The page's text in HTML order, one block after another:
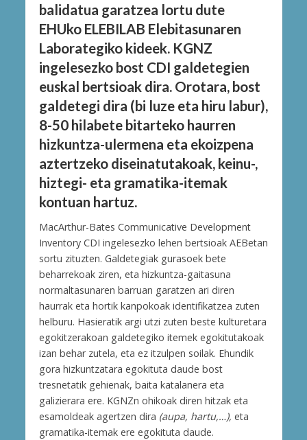
balidatua garatzea lortu dute
EHUko ELEBILAB Elebitasunaren
Laborategiko kideek. KGNZ
ingelesezko bost CDI galdetegien
euskal bertsioak dira. Orotara, bost
galdetegi dira (bi luze eta hiru labur),
8-50 hilabete bitarteko haurren
hizkuntza-ulermena eta ekoizpena
aztertzeko diseinatutakoak, keinu-,
hiztegi- eta gramatika-itemak
kontuan hartuz.
MacArthur-Bates Communicative Development
Inventory CDI ingelesezko lehen bertsioak AEBetan
sortu zituzten. Galdetegiak gurasoek bete
beharrekoak ziren, eta hizkuntza-gaitasuna
normaltasunaren barruan garatzen ari diren
haurrak eta hortik kanpokoak identifikatzea zuten
helburu. Hasieratik argi utzi zuten beste kulturetara
egokitzerakoan galdetegiko itemek egokitutakoak
izan behar zutela, eta ez itzulpen soilak. Ehundik
gora hizkuntzatara egokituta daude bost
tresnetatik gehienak, baita katalanera eta
galizierara ere. KGNZn ohikoak diren hitzak eta
esamoldeak agertzen dira (aupa, hartu,…), eta
gramatika-itemak ere egokituta daude.